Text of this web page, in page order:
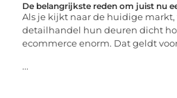
De belangrijkste reden om juist nu
Als je kijkt naar de huidige
detailhandel hun deuren dicht
ecommerce enorm. Dat geldt
...